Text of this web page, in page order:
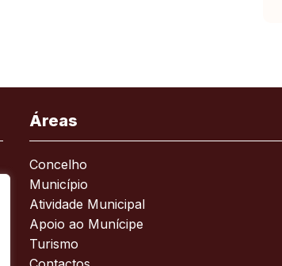
Áreas
Concelho
Município
Atividade Municipal
Apoio ao Munícipe
Turismo